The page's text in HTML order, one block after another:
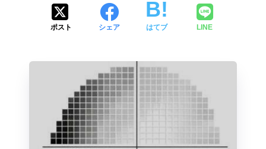
ポスト シェア はてブ LINE